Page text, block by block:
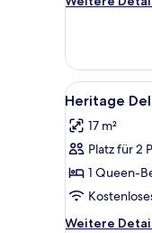
2
Alle
Fotos
für
Heritage
Deluxe
Room
anzeigen
1
Heritage
17 m²
Platz für 2
1 Queen-
Weitere
Weitere